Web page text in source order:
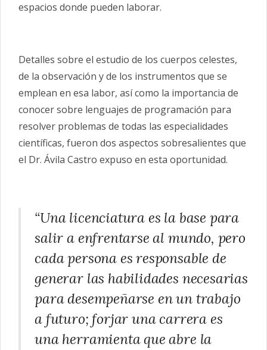
espacios donde pueden laborar.
Detalles sobre el estudio de los cuerpos celestes,
de la observación y de los instrumentos que se
emplean en esa labor, así como la importancia de
conocer sobre lenguajes de programación para
resolver problemas de todas las especialidades
científicas, fueron dos aspectos sobresalientes que
el Dr. Ávila Castro expuso en esta oportunidad.
“Una licenciatura es la base para
salir a enfrentarse al mundo, pero
cada persona es responsable de
generar las habilidades necesarias
para desempeñarse en un trabajo
a futuro; forjar una carrera es
una herramienta que abre la